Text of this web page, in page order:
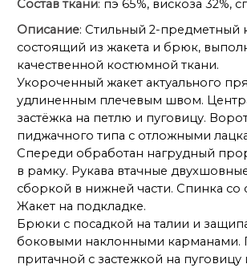
Состав ткани: пэ 65%, вискоза 32%,
Описание: Стильный 2-предметный
состоящий из жакета и брюк,
качественной костюмной ткани.
Укороченный жакет актуального
удлиненным плечевым швом.
застёжка на петлю и пуговицу.
пиджачного типа с отложными
Спереди обработан нагрудный
в рамку. Рукава втачные
сборкой в нижней части. Спинка
Жакет на подкладке.
Брюки с посадкой на талии и
боковыми наклонными карманами.
притачной с застежкой на пуговицу